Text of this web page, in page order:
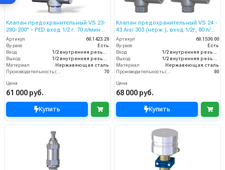
Клапан предохранительный VS 23-
280-200° - PED вход 1/2 г. 70 л/мин
280 бар нерж.сталь Aisi 303
Артикул
60.1423.28
By-pass
Есть
Вход
Выход
Материал
Нержавеющая сталь
70
Цена
61 000 руб.
Купить
Клапан предохранительный VS 24 -
43 Aisi 303 (нерж.); вход 1/2г, 80 л/
мин 310 бар
Артикул
60.1530.00
By-pass
Есть
Вход
Выход
Материал
Нержавеющая сталь
80
Цена
68 000 руб.
Купить